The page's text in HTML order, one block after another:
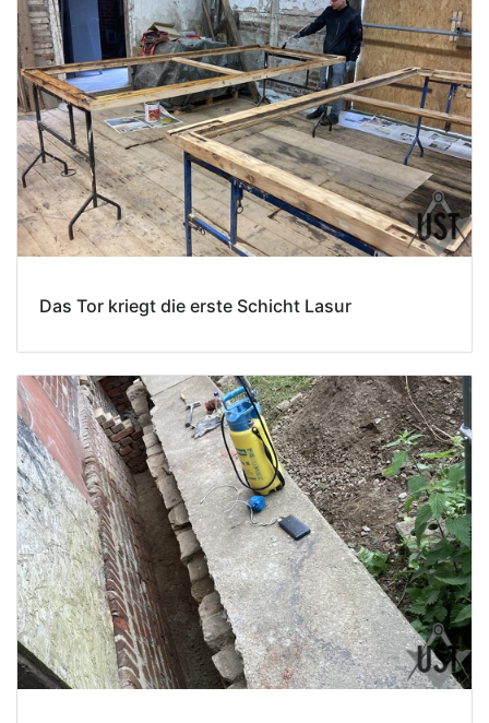
Das Tor kriegt die erste Schicht Lasur